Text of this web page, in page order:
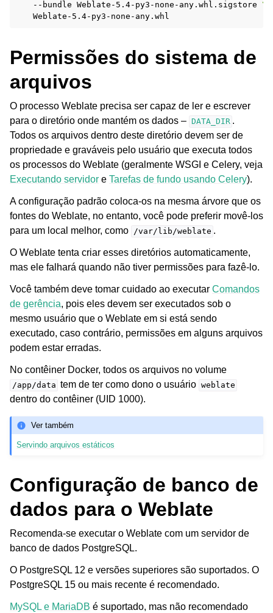
--bundle Weblate-5.4-py3-none-any.whl.sigstore \
Permissões do sistema de
arquivos
O processo Weblate precisa ser capaz de ler e escrever
para o diretório onde mantém os dados – DATA_DIR .
Todos os arquivos dentro deste diretório devem ser de
propriedade e graváveis pelo usuário que executa todos
os processos do Weblate (geralmente WSGI e Celery, veja
Executando servidor e Tarefas de fundo usando Celery).
A configuração padrão coloca-os na mesma árvore que os
fontes do Weblate, no entanto, você pode preferir movê-los
para um local melhor, como /var/lib/weblate .
O Weblate tenta criar esses diretórios automaticamente,
mas ele falhará quando não tiver permissões para fazê-lo.
Você também deve tomar cuidado ao executar Comandos
de gerência, pois eles devem ser executados sob o
mesmo usuário que o Weblate em si está sendo
executado, caso contrário, permissões em alguns arquivos
podem estar erradas.
No contêiner Docker, todos os arquivos no volume
/app/data tem de ter como dono o usuário weblate
dentro do contêiner (UID 1000).
Ver também
Servindo arquivos estáticos
Configuração de banco de
dados para o Weblate
Recomenda-se executar o Weblate com um servidor de
banco de dados PostgreSQL.
O PostgreSQL 12 e versões superiores são suportados. O
PostgreSQL 15 ou mais recente é recomendado.
MySQL e MariaDB é suportado, mas não recomendado